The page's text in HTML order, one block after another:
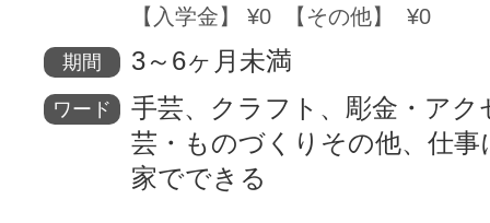
【入学金】 ¥0 【その他】 ¥0
期間 3～6ヶ月未満
ワード
手芸、クラフト、彫金・アク
芸・ものづくりその他、仕事
家でできる